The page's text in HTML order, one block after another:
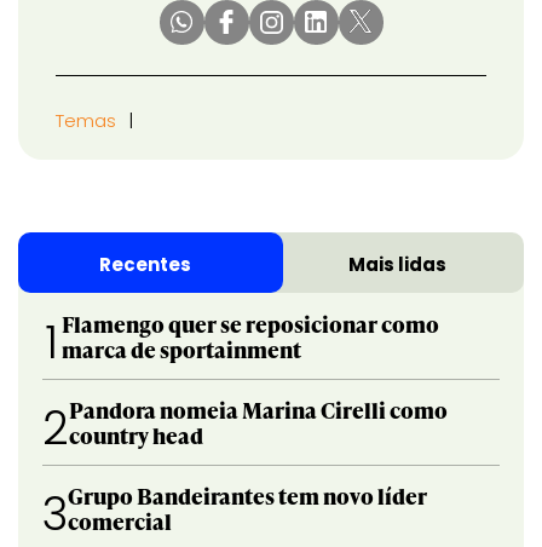
Temas
Recentes Mais lidas
1 Flamengo quer se reposicionar como
marca de sportainment
2Pandora nomeia Marina Cirelli como
country head
3Grupo Bandeirantes tem novo líder
comercial